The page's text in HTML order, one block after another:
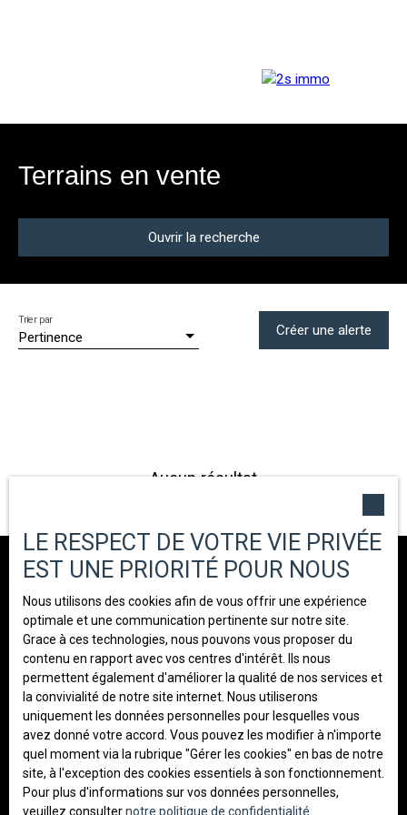
Terrains en vente
Ouvrir la recherche
Vente
Type d'offre
Surface min (m²)
Rechercher
Pertinence
Trier par
Créer une alerte
Aucun résultat
Ne manquez plus aucun bien
correspondant à votre recherche !
Prénom Nom
Email
Vente
Type d'offre
Terrain
Type de bien
LE RESPECT DE VOTRE VIE PRIVÉE
EST UNE PRIORITÉ POUR NOUS
Nous utilisons des cookies afin de vous offrir une expérience
optimale et une communication pertinente sur notre site.
Grace à ces technologies, nous pouvons vous proposer du
contenu en rapport avec vos centres d'intérêt. Ils nous
permettent également d'améliorer la qualité de nos services et
la convivialité de notre site internet. Nous utiliserons
uniquement les données personnelles pour lesquelles vous
avez donné votre accord. Vous pouvez les modifier à n'importe
quel moment via la rubrique ″Gérer les cookies″ en bas de notre
site, à l'exception des cookies essentiels à son fonctionnement.
Pour plus d'informations sur vos données personnelles,
veuillez consulternotre politique de confidentialité